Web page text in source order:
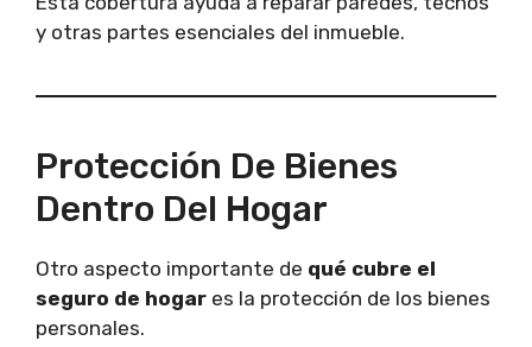
y otras partes esenciales del inmueble.
Protección De Bienes
Dentro Del Hogar
Otro aspecto importante de qué cubre el
seguro de hogar es la protección de los bienes
personales.